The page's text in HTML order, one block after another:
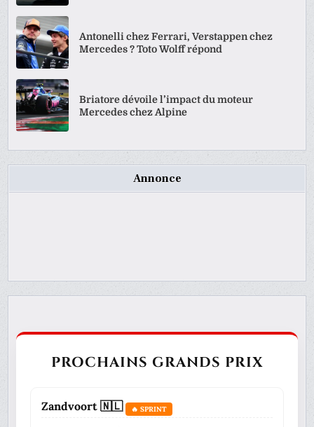
Antonelli chez Ferrari, Verstappen chez
Mercedes ? Toto Wolff répond
Briatore dévoile l’impact du moteur
Mercedes chez Alpine
Annonce
PROCHAINS GRANDS PRIX
Zandvoort 🇳🇱 🔥 SPRINT